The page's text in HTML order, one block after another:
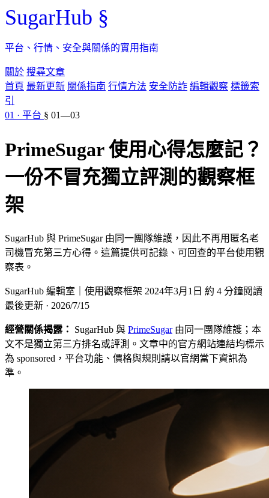
SugarHub §
平台、行情、安全與關係的實用指南
關於 搜尋文章
首頁 最新更新 關係指南 行情方法 安全防詐 編輯觀察 標籤索
引
01 · 平台 § 01—03
PrimeSugar 使用心得怎麼記？
一份不冒充獨立評測的觀察框
架
SugarHub 與 PrimeSugar 由同一團隊維護，因此不再用匿名老
司機冒充第三方心得。這篇提供可記錄、可回查的平台使用觀
察表。
SugarHub 編輯室｜使用觀察框架 2024年3月1日 約 4 分鐘閱讀
最後更新 · 2026/7/15
經營關係揭露： SugarHub 與 PrimeSugar由同一團隊維護；本
文不是獨立第三方排名或評測。文章中的官方網站連結均標示
為 sponsored，平台功能、價格與規則請以官網當下資訊為
準。